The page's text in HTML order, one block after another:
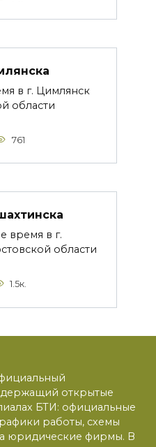
в г. Цимлянск
области
761
время в г.
области
1.5к.
открытые
БТИ: официальные
работы, схемы
юридические фирмы. В